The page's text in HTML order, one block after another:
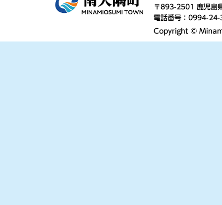
〒893-2501 鹿児島
電話番号：0994-
Copyright ©